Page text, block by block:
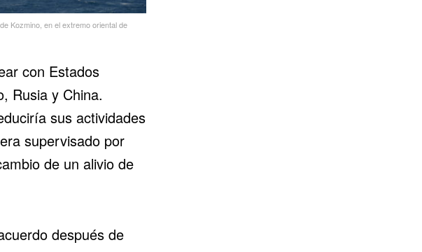
Kozmino, en el extremo oriental de
con Estados
Rusia y China.
sus actividades
supervisado por
de un alivio de
después de